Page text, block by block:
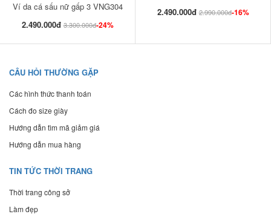
Ví da cá sấu nữ gấp 3 VNG304
2.490.000đ 3.300.000đ-24%
2.490.000đ 2.990.000đ-16%
CÂU HỎI THƯỜNG GẶP
Các hình thức thanh toán
Cách đo size giày
Hướng dẫn tìm mã giảm giá
Hướng dẫn mua hàng
TIN TỨC THỜI TRANG
Thời trang công sở
Làm đẹp